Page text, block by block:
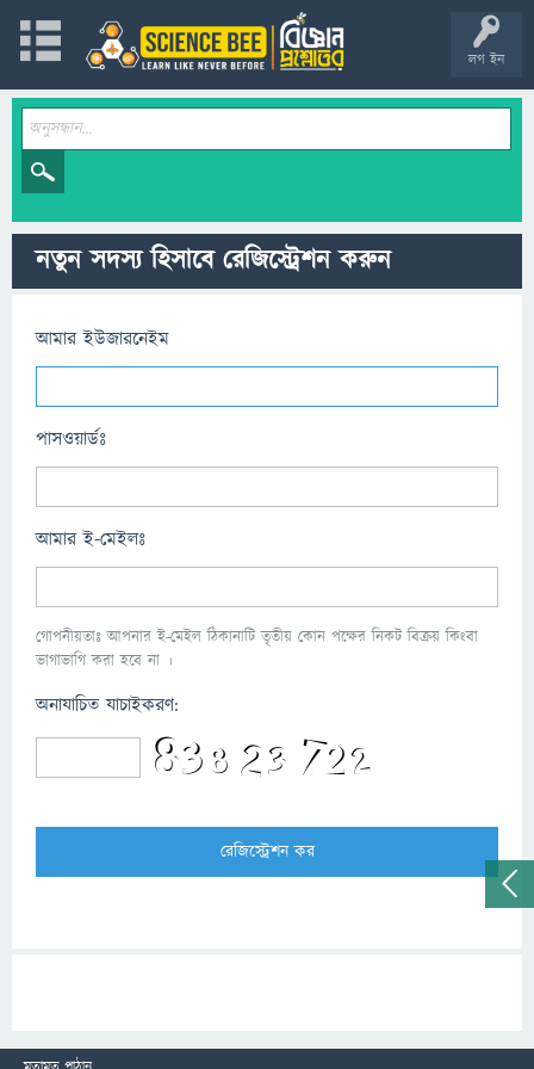
লগ ইন
নতুন সদস্য হিসাবে রেজিস্ট্রেশন করুন
আমার ইউজারনেইম
পাসওয়ার্ডঃ
আমার ই-মেইলঃ
গোপনীয়তাঃ আপনার ই-মেইল ঠিকানাটি তৃতীয় কোন পক্ষের নিকট বিক্রয় কিংবা
ভাগাভাগি করা হবে না ।
অনাযাচিত যাচাইকরণ: